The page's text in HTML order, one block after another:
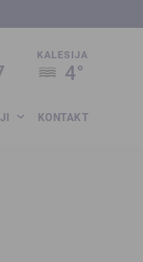
KALESIJA
4°
KONTAKT